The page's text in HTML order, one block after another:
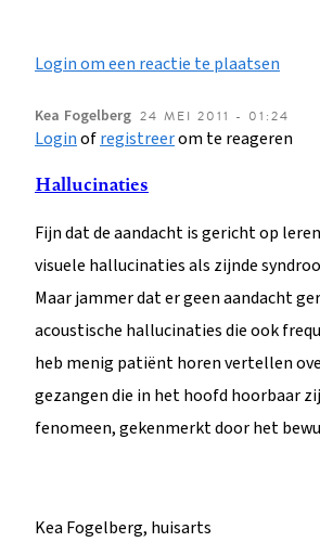
Login om een reactie te plaatsen
Kea Fogelberg 24 MEI 2011 - 01:24
Loginofregistreerom te reageren
Hallucinaties
Fijn dat de aandacht is gericht op
visuele hallucinaties als zijnde
Maar jammer dat er geen aandacht
acoustische hallucinaties die ook
heb menig patiënt horen vertellen
gezangen die in het hoofd hoorbaar
fenomeen, gekenmerkt door het
Kea Fogelberg, huisarts